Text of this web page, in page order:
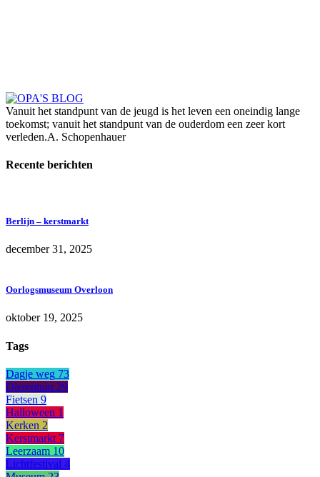
Vanuit het standpunt van de jeugd is het leven een oneindig lange
toekomst; vanuit het standpunt van de ouderdom een zeer kort
verleden.A. Schopenhauer
Recente berichten
Berlijn – kerstmarkt
december 31, 2025
Oorlogsmuseum Overloon
oktober 19, 2025
Tags
Dagje weg 73
Dierentuin 29
Fietsen 9
Halloween 1
Kerken 2
Kerstmarkt 7
Leerzaam 10
Lichtfestival 4